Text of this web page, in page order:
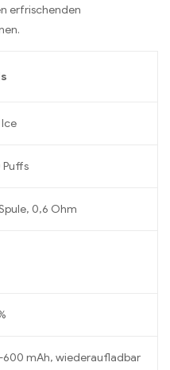
erfrischenden
Puffs
0,6 Ohm
mAh, wiederaufladbar